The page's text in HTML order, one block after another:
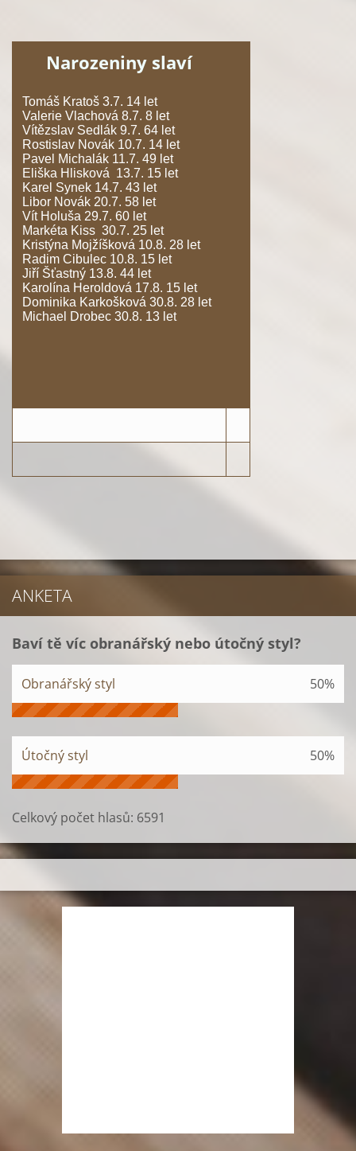
Narozeniny slaví
Tomáš Kratoš 3.7. 14 let
Valerie Vlachová 8.7. 8 let
Vítězslav Sedlák 9.7. 64 let
Rostislav Novák 10.7. 14 let
Pavel Michalák 11.7. 49 let
Eliška Hlisková 13.7. 15 let
Karel Synek 14.7. 43 let
Libor Novák 20.7. 58 let
Vít Holuša 29.7. 60 let
Markéta Kiss 30.7. 25 let
Kristýna Mojžíšková 10.8. 28 let
Radim Cibulec 10.8. 15 let
Jiří Šťastný 13.8. 44 let
Karolína Heroldová 17.8. 15 let
Dominika Karkošková 30.8. 28 let
Michael Drobec 30.8. 13 let
ANKETA
Baví tě víc obranářský nebo útočný styl?
Obranářský styl 50%
Útočný styl 50%
Celkový počet hlasů: 6591